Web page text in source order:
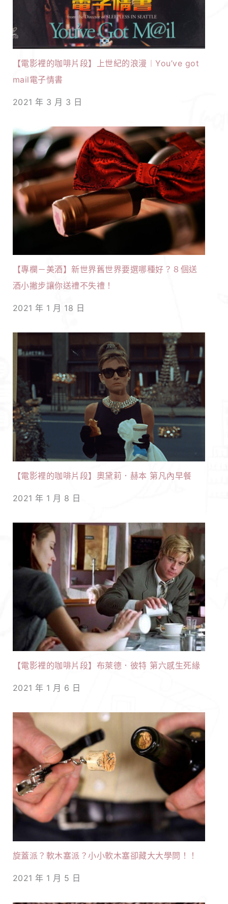
【電影裡的咖啡片段】上世紀的浪漫︱You’ve got
mail電子情書
2021 年 3 月 3 日
【專欄－美酒】新世界舊世界要選哪種好？８個送
酒小撇步讓你送禮不失禮！
2021 年 1 月 18 日
【電影裡的咖啡片段】奧黛莉．赫本 第凡內早餐
2021 年 1 月 8 日
【電影裡的咖啡片段】布萊德．彼特 第六感生死緣
2021 年 1 月 6 日
旋蓋派？軟木塞派？小小軟木塞卻藏大大學問！！
2021 年 1 月 5 日